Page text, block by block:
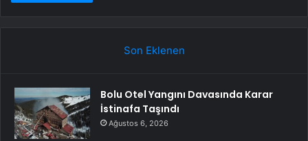
Son Eklenen
Bolu Otel Yangını Davasında Karar
İstinafa Taşındı
Ağustos 6, 2026